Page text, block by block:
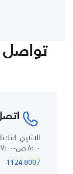
تواصل
الاثنين,
٨:٠٠ ص-٧:٠٠ م
8007 1124